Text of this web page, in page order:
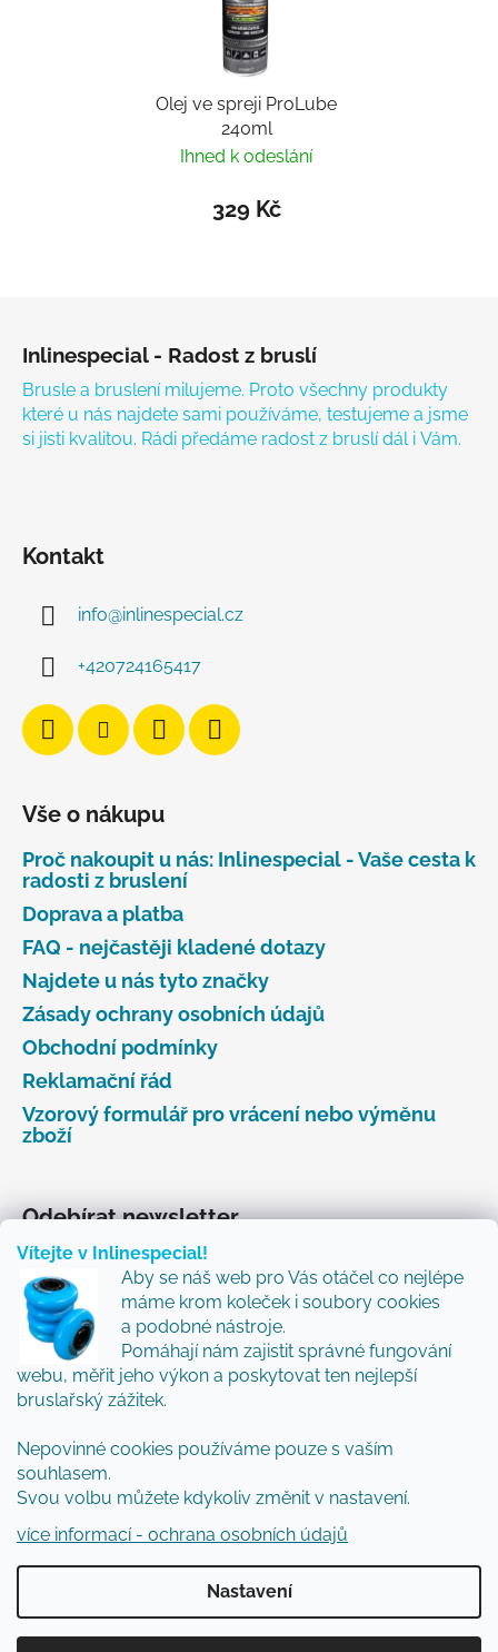
Vítejte v Inlinespecial!
Aby se náš web pro Vás otáčel co nejlépe
máme krom koleček i soubory cookies
a podobné nástroje.
Pomáhají nám zajistit správné fungování
webu, měřit jeho výkon a poskytovat ten nejlepší
bruslařský zážitek.
Nepovinné cookies používáme pouze s vaším
souhlasem.
Svou volbu můžete kdykoliv změnit v nastavení.
více informací - ochrana osobních údajů
Nastavení
Olej ve spreji ProLube
240ml
Ihned k odeslání
329 Kč
Inlinespecial - Radost z bruslí
Brusle a bruslení milujeme. Proto všechny produkty
které u nás najdete sami používáme, testujeme a jsme
si jisti kvalitou. Rádi předáme radost z bruslí dál i Vám.
Kontakt
info@inlinespecial.cz
+420724165417
Vše o nákupu
Proč nakoupit u nás: Inlinespecial - Vaše cesta k
radosti z bruslení
Doprava a platba
FAQ - nejčastěji kladené dotazy
Najdete u nás tyto značky
Zásady ochrany osobních údajů
Obchodní podmínky
Reklamační řád
Vzorový formulář pro vrácení nebo výměnu
zboží
Odebírat newsletter
Vložte svůj e-mail a my vám budeme zasílat informace
o nových produktech na našem e-shopu.
Přidejte se k nám a my Vám budeme zasílat ty nejlepší
novinky a tipy.
E-mail
Vložením e-mailu souhlasíte spodmínkami
ochrany osobních údajů
PŘIHLÁSIT SE
Vytvořil Shoptet